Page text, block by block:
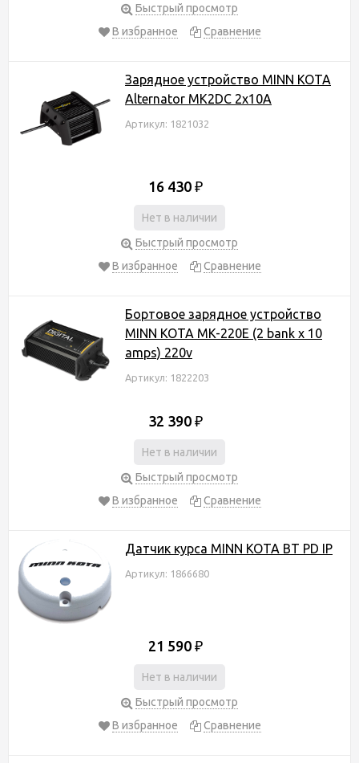
Быстрый просмотр
В избранное
Сравнение
Зарядное устройство MINN KOTA
Alternator MK2DC 2x10A
Артикул: 1821032
16 430 ₽
Нет в наличии
Быстрый просмотр
В избранное
Сравнение
Бортовое зарядное устройство
MINN KOTA MK-220E (2 bank x 10
amps) 220v
Артикул: 1822203
32 390 ₽
Нет в наличии
Быстрый просмотр
В избранное
Сравнение
Датчик курса MINN KOTA BT PD IP
Артикул: 1866680
21 590 ₽
Нет в наличии
Быстрый просмотр
В избранное
Сравнение